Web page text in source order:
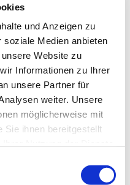
und Anzeigen zu
soziale Medien anbieten
Website zu
Informationen zu Ihrer
unsere Partner für
weiter. Unsere
möglicherweise mit
Sie ihnen bereitgestellt
Sie auch